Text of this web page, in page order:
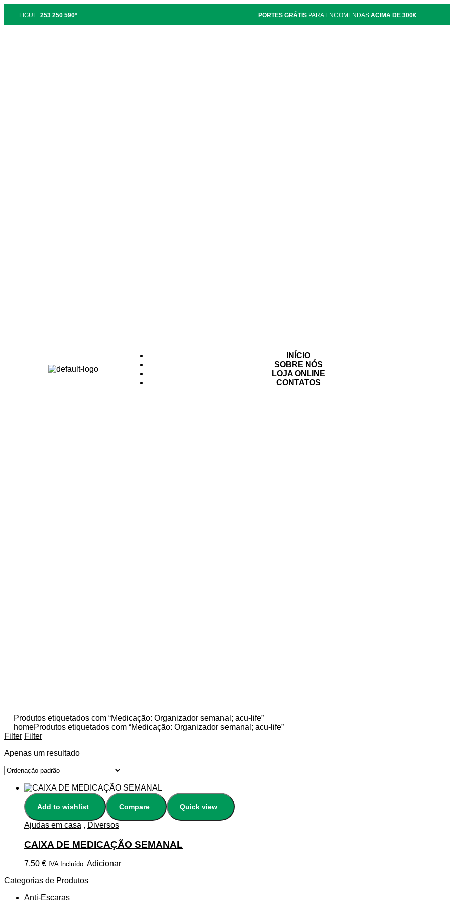
LIGUE: 253 250 590* PORTES GRÁTIS PARA ENCOMENDASACIMA DE 300€
INÍCIO
SOBRE NÓS
LOJA ONLINE
CONTATOS
Produtos etiquetados com “Medicação: Organizador semanal; acu-life”
homeProdutos etiquetados com “Medicação: Organizador semanal; acu-life”
Filter Filter
Apenas um resultado
Add to wishlist Compare Quick view
Ajudas em casa , Diversos
CAIXA DE MEDICAÇÃO SEMANAL
7,50 € IVA Incluído. Adicionar
Categorias de Produtos
Anti-Escaras